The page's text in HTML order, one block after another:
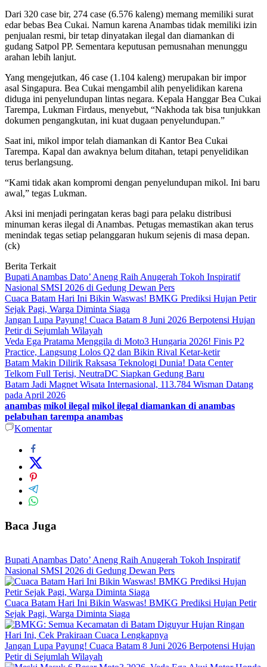
Dari 320 case bir, 274 case (6.576 kaleng) memang memiliki surat
edar bebas Bea Cukai. Namun karena Anambas tidak memiliki izin
penjualan resmi, bir tetap dinyatakan ilegal dan diamankan di
gudang Satpol PP. Sementara keputusan pemusnahan menunggu
arahan lebih lanjut.
Yang mengejutkan, 46 case (1.104 kaleng) merupakan bir impor
asal Singapura. Bea Cukai mengambil alih penyelidikan karena
diduga ini penyelundupan lintas negara. Kepala Hanggar Bea Cukai
Tarempa, Lukman Firdaus, menyebut, “Nakhoda tak bisa tunjukkan
dokumen pengangkutan, ini kuat dugaan penyelundupan.”
Saat ini, mikol impor telah diamankan di Kantor Bea Cukai
Tarempa. Kapal dan awaknya belum ditahan, tetapi penyelidikan
terus berlangsung.
“Kami tidak akan kompromi dengan penyelundupan mikol. Ini baru
awal,” tegas Lukman.
Aksi ini menjadi peringatan keras bagi para pelaku distribusi
minuman keras ilegal di Anambas. Petugas memastikan akan terus
menindak tegas setiap pelanggaran hukum sejenis di masa depan.
(ck)
Berita Terkait
Bupati Anambas Dato’ Aneng Raih Anugerah Tokoh Inspiratif
Nasional SMSI 2026 di Gedung Dewan Pers
Cuaca Batam Hari Ini Bikin Waswas! BMKG Prediksi Hujan Petir
Sejak Pagi, Warga Diminta Siaga
Jangan Lupa Payung! Cuaca Batam 8 Juni 2026 Berpotensi Hujan
Petir di Sejumlah Wilayah
Veda Ega Pratama Menggila di Moto3 Hungaria 2026! Finis P2
Practice, Langsung Lolos Q2 dan Bikin Rival Ketar-ketir
Batam Makin Dilirik Raksasa Teknologi Dunia! Data Center
Telkom Full Terisi, NeutraDC Siapkan Gedung Baru
Batam Jadi Magnet Wisata Internasional, 113.784 Wisman Datang
pada April 2026
anambas mikol ilegal mikol ilegal diamankan di anambas
pelabuhan tarempa anambas
Komentar
Baca Juga
Bupati Anambas Dato’ Aneng Raih Anugerah Tokoh Inspiratif
Nasional SMSI 2026 di Gedung Dewan Pers
Cuaca Batam Hari Ini Bikin Waswas! BMKG Prediksi Hujan Petir
Sejak Pagi, Warga Diminta Siaga
Jangan Lupa Payung! Cuaca Batam 8 Juni 2026 Berpotensi Hujan
Petir di Sejumlah Wilayah